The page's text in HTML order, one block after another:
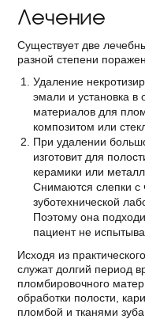
Лечение
Существует две
разной степени
Удаление
эмали и установка
материалов для
композитом или
При удалении
изготовит для
керамики или
Снимаются слепки с
зуботехнической
Поэтому она
пациент не
Исходя из
служат долгий период
пломбировочного
обработки полости,
пломбой и тканями